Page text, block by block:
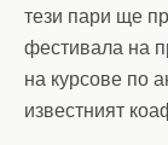
тези пари ще
фестивала на
на курсове по
известният